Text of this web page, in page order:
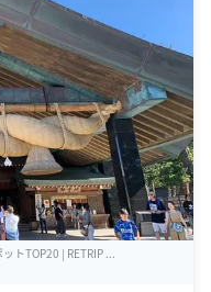
トTOP20 | RETRIP ...